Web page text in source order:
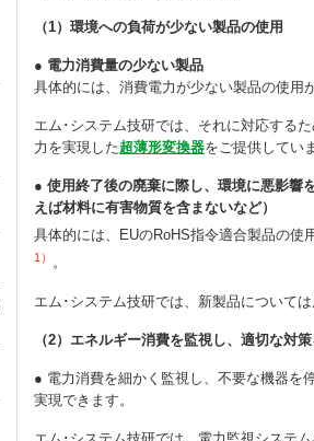
（1）環境への負荷が少ない製品の使用
● 電力消費量の少ない製品
具体的には、消費電力が少ない製品の使用
エム･システム技研では、それに対応する
力を実現した超薄形変換器をご提供してい
● 使用終了後の廃棄に際し、環境に悪影
えば材料に有害物質を含まないなど）
具体的には、EUのRoHS指令適合製品の使
1） 。
エム･システム技研では、新製品について
（2）エネルギー消費を監視し、適切な対
● 電力消費を細かく監視し、不要な機器を
実現できます。